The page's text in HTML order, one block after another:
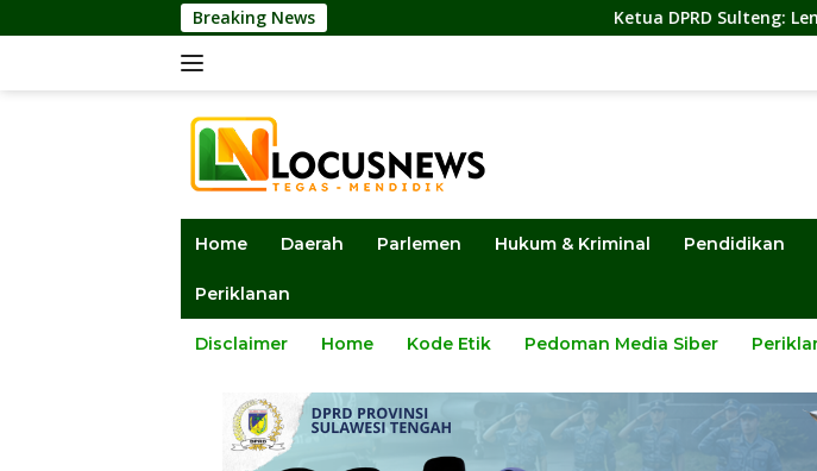
ke
Breaking News Ketua DPRD Sulteng: Lembaga Adat
Home Daerah Parlemen Hukum & Kriminal Pendidikan
Periklanan
Disclaimer Home Kode Etik Pedoman Media Siber